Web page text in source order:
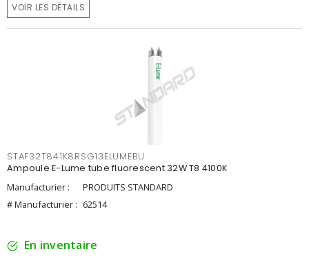
VOIR LES DÉTAILS
STAF32T841K8RSG13ELUMEBU
Ampoule E-Lume tube fluorescent 32W T8 4100K
Manufacturier :
PRODUITS STANDARD
# Manufacturier : 62514
En inventaire